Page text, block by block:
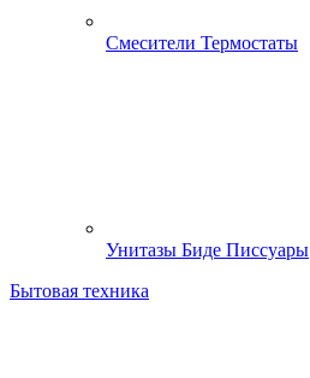
Смесители Термостаты
Унитазы Биде Писсуары
Бытовая техника